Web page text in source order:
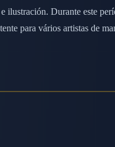
Durante este
para vários artistas de